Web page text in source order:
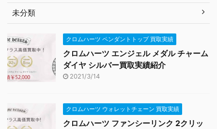
未分類
クロムハーツ ペンダントトップ 買取実績
クロムハーツ エンジェル メダル チャーム
ダイヤ シルバー買取実績紹介
2021/3/14
クロムハーツ ウォレットチェーン 買取実績
クロムハーツ ファンシーリンク 2クリッ